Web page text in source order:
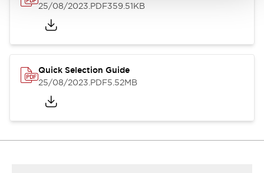
25/08/2023.PDF359.51KB
Quick Selection Guide
25/08/2023.PDF5.52MB